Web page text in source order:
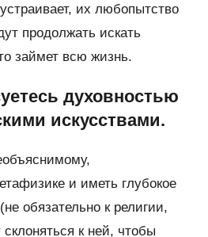
их любопытство
продолжать искать
займет всю жизнь.
духовностью
искусствами.
и иметь глубокое
обязательно к религии,
к ней, чтобы